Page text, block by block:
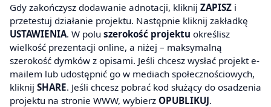
Gdy zakończysz dodawanie adnotacji, kliknij ZAPISZ i
przetestuj działanie projektu. Następnie kliknij zakładkę
USTAWIENIA. W polu szerokość projektu określisz
wielkość prezentacji online, a niżej – maksymalną
szerokość dymków z opisami. Jeśli chcesz wysłać projekt e-
mailem lub udostępnić go w mediach społecznościowych,
kliknij SHARE. Jeśli chcesz pobrać kod służący do osadzenia
projektu na stronie WWW, wybierz OPUBLIKUJ.